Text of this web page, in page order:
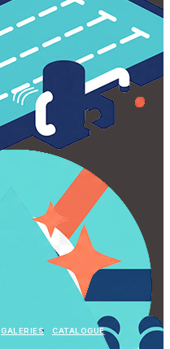
GALERIES CATALOGUE